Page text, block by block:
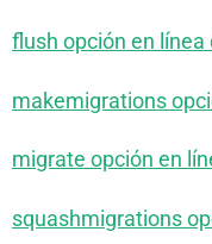
flush opción en
makemigrations
migrate opción en
squashmigrations